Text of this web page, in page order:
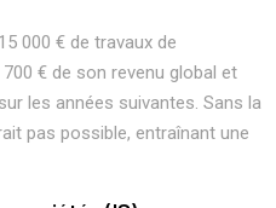
000 € de travaux de
€ de son revenu global et
les années suivantes. Sans la
pas possible, entraînant une